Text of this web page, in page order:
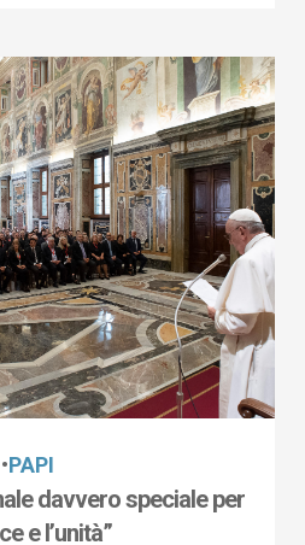
•PAPI
davvero speciale per
e l’unità”